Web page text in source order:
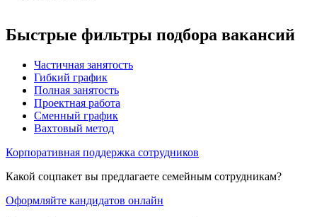
Быстрые фильтры подбора вакансий
Частичная занятость
Гибкий график
Полная занятость
Проектная работа
Сменный график
Вахтовый метод
Корпоративная поддержка сотрудников
Какой соцпакет вы предлагаете семейным сотрудникам?
Оформляйте кандидатов онлайн